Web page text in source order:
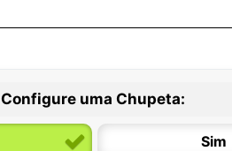
Configure uma Chupeta:
Sim